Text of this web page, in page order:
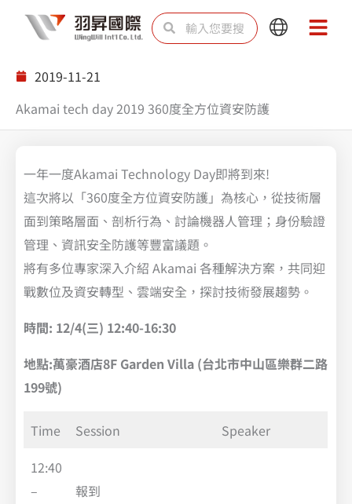
搜
尋 尋
Main
Main
2019-11-21
Akamai tech day 2019 360度全方位資安防護
一年一度Akamai Technology Day即將到來!
這次將以「360度全方位資安防護」為核心，從技術層
面到策略層面、剖析行為、討論機器人管理；身份驗證
管理、資訊安全防護等豐富議題。
將有多位專家深入介紹 Akamai 各種解決方案，共同迎
戰數位及資安轉型、雲端安全，探討技術發展趨勢。
時間: 12/4(三) 12:40-16:30
地點:萬豪酒店8F Garden Villa (台北市中山區樂群二路
199號)
Time Session
Speaker
12:40
–
報到